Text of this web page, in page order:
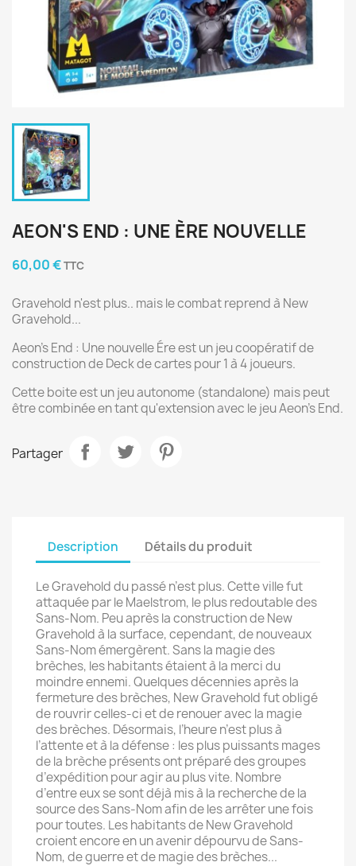
AEON'S END : UNE ÈRE NOUVELLE
60,00 €TTC
Gravehold n'est plus.. mais le combat reprend à New
Gravehold...
Aeon's End : Une nouvelle Ére est un jeu coopératif de
construction de Deck de cartes pour 1 à 4 joueurs.
Cette boite est un jeu autonome (standalone) mais peut
être combinée en tant qu'extension avec le jeu Aeon's End.
Partager
Description Détails du produit
Le Gravehold du passé n’est plus. Cette ville fut
attaquée par le Maelstrom, le plus redoutable des
Sans-Nom. Peu après la construction de New
Gravehold à la surface, cependant, de nouveaux
Sans-Nom émergèrent. Sans la magie des
brèches, les habitants étaient à la merci du
moindre ennemi. Quelques décennies après la
fermeture des brèches, New Gravehold fut obligé
de rouvrir celles-ci et de renouer avec la magie
des brèches. Désormais, l’heure n’est plus à
l’attente et à la défense : les plus puissants mages
de la brèche présents ont préparé des groupes
d’expédition pour agir au plus vite. Nombre
d’entre eux se sont déjà mis à la recherche de la
source des Sans-Nom afin de les arrêter une fois
pour toutes. Les habitants de New Gravehold
croient encore en un avenir dépourvu de Sans-
Nom, de guerre et de magie des brèches...